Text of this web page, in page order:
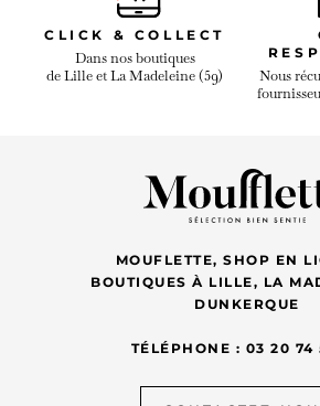
CLICK & COLLECT
Dans nos boutiques
de Lille et La Madeleine (59)
Nous
MOUFLETTE, SHOP EN
BOUTIQUES À LILLE, LA
DUNKERQUE
TÉLÉPHONE : 03 20 74